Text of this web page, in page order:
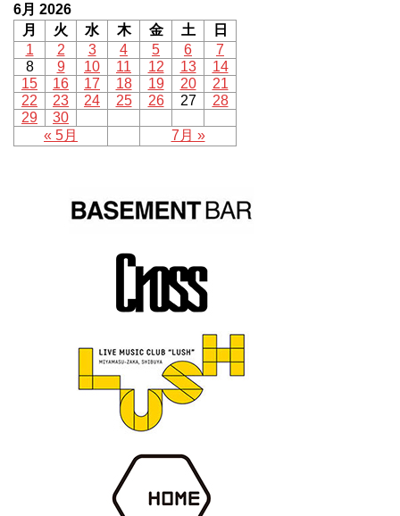
6月 2026
月
火 水 木 金 土
日
1
2 3 4 5 6
7
8
9 10 11 12 13
14
15
16 17 18 19 20
21
22
23 24 25 26 27
28
29
30
« 5月
7月 »